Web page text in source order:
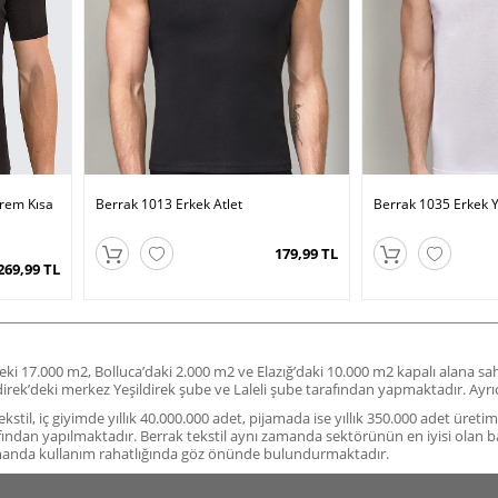
Kısa
TL
Berrak 1013 Erkek Atlet
179,99 TL
Berrak 1035 Erkek
17.000 m2, Bolluca’daki 2.000 m2 ve Elazığ’daki 10.000 m2 kapalı
merkez Yeşildirek şube ve Laleli şube tarafından yapmaktadır.
iç giyimde yıllık 40.000.000 adet, pijamada ise yıllık 350.000 adet
yapılmaktadır. Berrak tekstil aynı zamanda sektörünün en iyisi olan
kullanım rahatlığında göz önünde bulundurmaktadır.